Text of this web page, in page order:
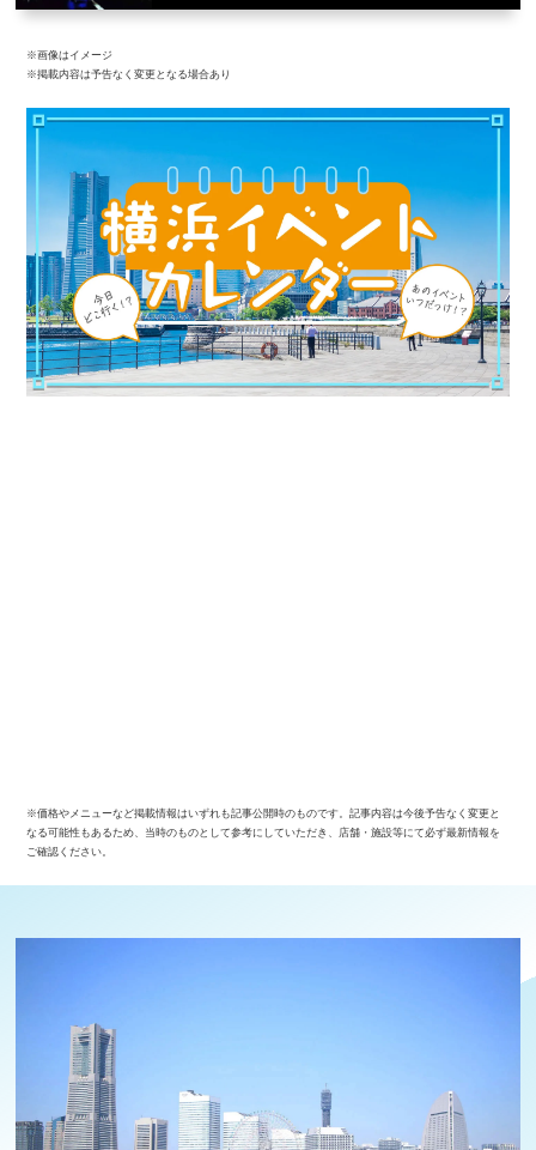
※画像はイメージ
※掲載内容は予告なく変更となる場合あり
※価格やメニューなど掲載情報はいずれも記事公開時のものです。記事内容は今後予告なく変更と
なる可能性もあるため、当時のものとして参考にしていただき、店舗・施設等にて必ず最新情報を
ご確認ください。